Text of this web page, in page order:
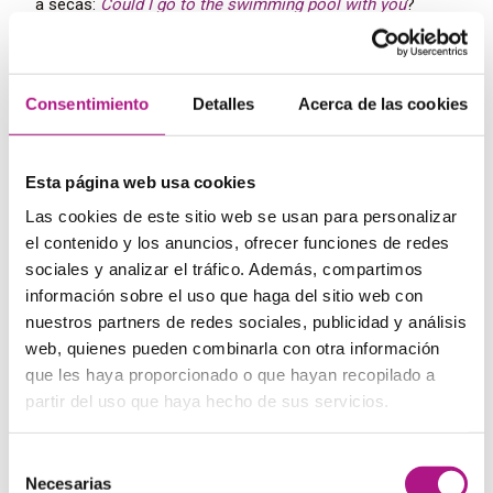
Consentimiento Detalles Acerca de las cookies
Esta página web usa cookies
Las cookies de este sitio web se usan para personalizar
el contenido y los anuncios, ofrecer funciones de redes
sociales y analizar el tráfico. Además, compartimos
información sobre el uso que haga del sitio web con
nuestros partners de redes sociales, publicidad y análisis
web, quienes pueden combinarla con otra información
que les haya proporcionado o que hayan recopilado a
partir del uso que haya hecho de sus servicios.
Necesarias
Para preguntar si tenemos permiso para algo, pero en
could: Could I get a
Couldse usa como equivalente de can en estilo directo:
She asked if she could see me the following Saturday.
I had money, I could go to Paris with you next
Otras formas de construir el
pasado de can
Hasta aquí todo bien, pero ¿qué hacemos para hablar de
situaciones del pasado en las que no podemos usar
pasado simple? Para salir del apuro en estos casos,
tenemos una construcción totalmente diferente:
to.Por ejemplo:When I borrowed Moby Dick from the
library, I had been able to read in English for a long time.
Otra excepción es cuando queremos hablar de una